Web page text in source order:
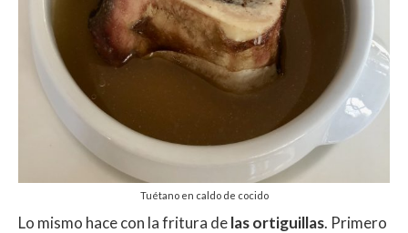
Tuétano en caldo de cocido
Lo mismo hace con la fritura delas ortiguillas. Primero